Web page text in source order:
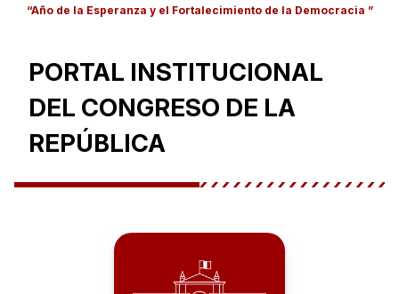
“Año de la Esperanza y el Fortalecimiento de la Democracia ”
PORTAL INSTITUCIONAL
DEL CONGRESO DE LA
REPÚBLICA